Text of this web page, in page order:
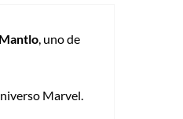
, uno de
Marvel.